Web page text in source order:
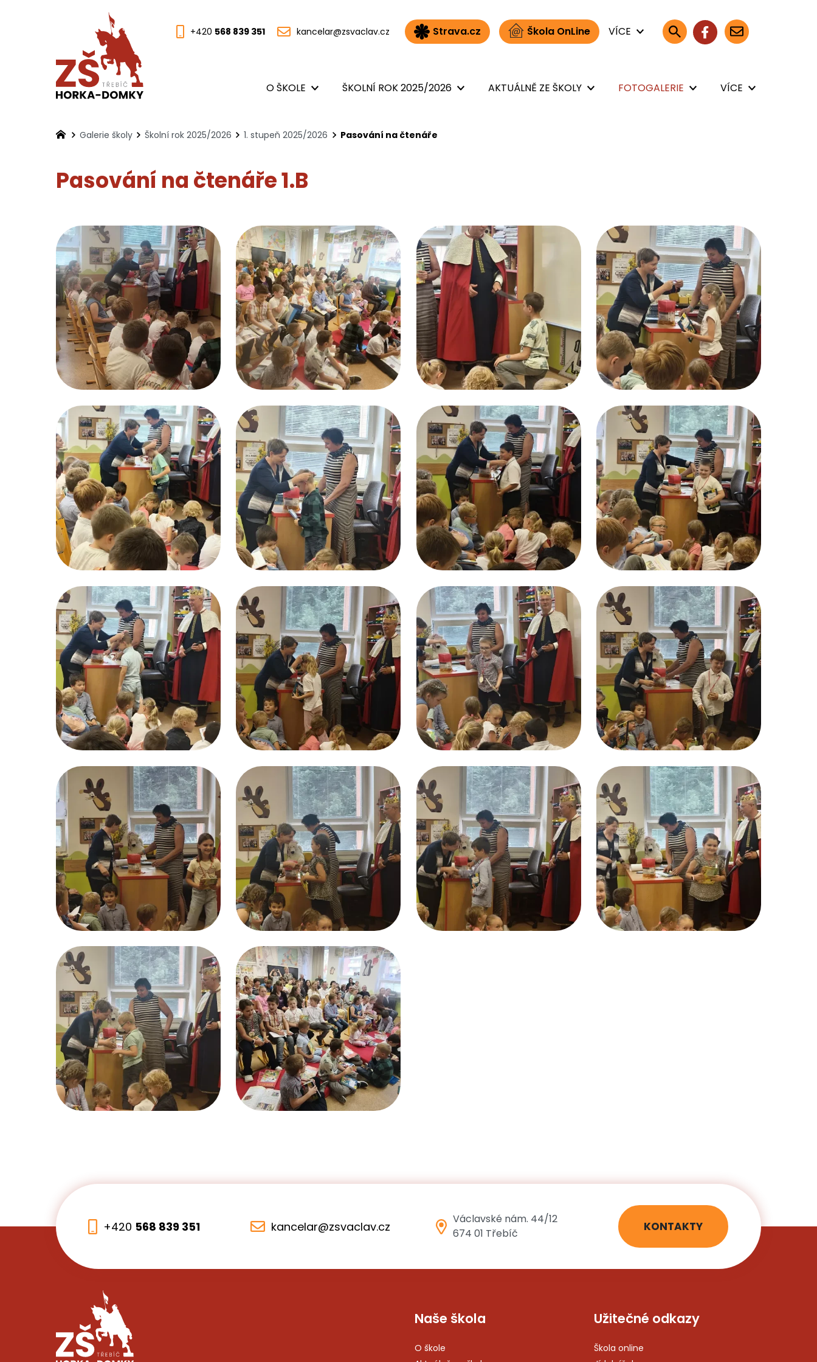
+420 568 839 351 kancelar@zsvaclav.cz Strava.cz Škola OnLine VÍCE
O ŠKOLE ŠKOLNÍ ROK 2025/2026 AKTUÁLNĚ ZE ŠKOLY FOTOGALERIE VÍCE
Galerie školy Školní rok 2025/2026 1. stupeň 2025/2026 Pasování na čtenáře
Pasování na čtenáře 1.B
+420 568 839 351 kancelar@zsvaclav.cz
Václavské nám. 44/12
674 01 Třebíč
KONTAKTY
Naše škola
O škole
Užitečné odkazy
Škola online